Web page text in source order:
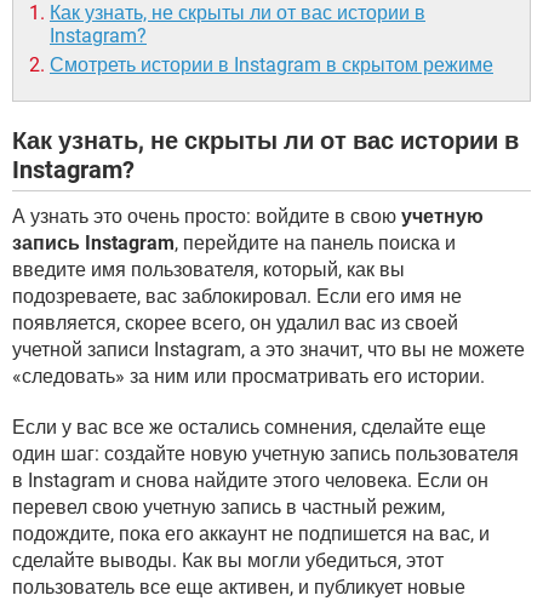
Как узнать, не скрыты ли от вас истории в
Instagram?
Смотреть истории в Instagram в скрытом режиме
Как узнать, не скрыты ли от вас истории в
Instagram?
А узнать это очень просто: войдите в свою учетную
запись Instagram, перейдите на панель поиска и
введите имя пользователя, который, как вы
подозреваете, вас заблокировал. Если его имя не
появляется, скорее всего, он удалил вас из своей
учетной записи Instagram, а это значит, что вы не можете
«следовать» за ним или просматривать его истории.
Если у вас все же остались сомнения, сделайте еще
один шаг: создайте новую учетную запись пользователя
в Instagram и снова найдите этого человека. Если он
перевел свою учетную запись в частный режим,
подождите, пока его аккаунт не подпишется на вас, и
сделайте выводы. Как вы могли убедиться, этот
пользователь все еще активен, и публикует новые